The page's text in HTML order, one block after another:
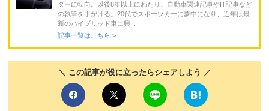
ターに転向。以後8年以上にわたり、自動車関連記事やIT記事など
の執筆を手がける。20代でスポーツカーに夢中になり、近年は最
新のハイブリッド車に興...
記事一覧はこちら >
＼ この記事が役に立ったらシェアしよう ／